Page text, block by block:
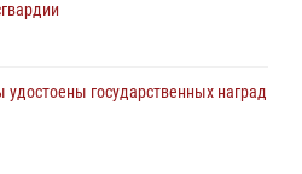
по горячим следам
государственных наград